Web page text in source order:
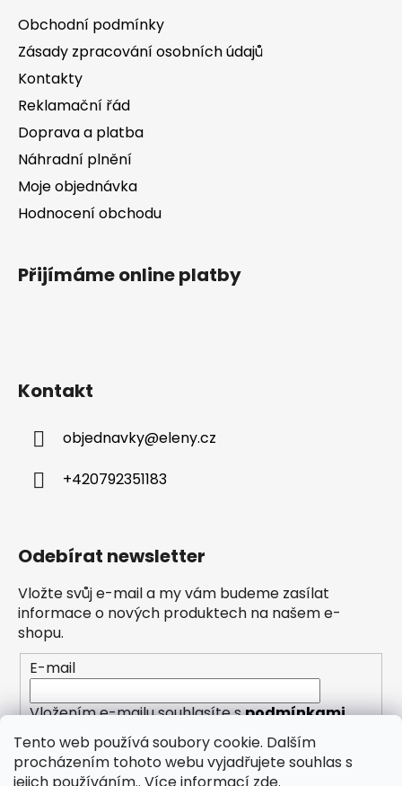
Tento web používá soubory cookie. Dalším
procházením tohoto webu vyjadřujete souhlas s
Obchodní podmínky
Zásady zpracování osobních údajů
Kontakty
Reklamační řád
Doprava a platba
Náhradní plnění
Moje objednávka
Hodnocení obchodu
Přijímáme online platby
Kontakt
objednavky@eleny.cz
+420792351183
Odebírat newsletter
Vložte svůj e-mail a my vám budeme zasílat
informace o nových produktech na našem e-
shopu.
E-mail
Vložením e-mailu souhlasíte spodmínkami
ochrany osobních údajů
PŘIHLÁSIT SE